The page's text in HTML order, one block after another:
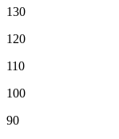
130
120
110
100
90